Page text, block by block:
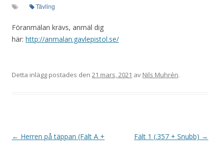
Tävling
Föranmälan krävs, anmäl dig
här: http://anmalan.gavlepistol.se/
Detta inlägg postades den 21 mars, 2021 av Nils Muhrén.
I← Herren på täppan (Fält A +
Fält 1 (.357 + Snubb) →